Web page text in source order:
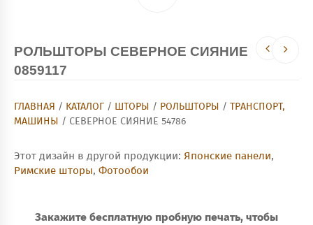
РОЛЬШТОРЫ СЕВЕРНОЕ СИЯНИЕ
0859117
ГЛАВНАЯ / КАТАЛОГ / ШТОРЫ / РОЛЬШТОРЫ /
ТРАНСПОРТ,
МАШИНЫ
/ СЕВЕРНОЕ СИЯНИЕ 54786
Этот дизайн в другой продукции: Японские панели,
Римские шторы, Фотообои
Закажите бесплатную пробную печать, чтобы